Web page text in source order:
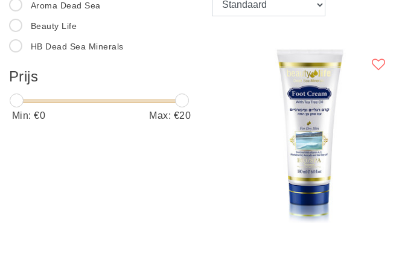
Aroma Dead Sea
Beauty Life
HB Dead Sea Minerals
Prijs
Min: €0 Max: €20